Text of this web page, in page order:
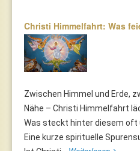
Christi Himmelfahrt: Was
Zwischen Himmel und Erde,
Nähe – Christi Himmelfahrt
Was steckt hinter diesem oft
Eine kurze spirituelle